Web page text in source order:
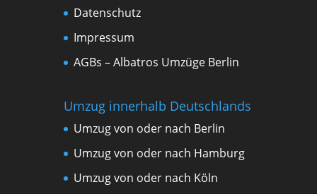
Datenschutz
Impressum
AGBs – Albatros Umzüge Berlin
Umzug innerhalb Deutschlands
Umzug von oder nach Berlin
Umzug von oder nach Hamburg
Umzug von oder nach Köln